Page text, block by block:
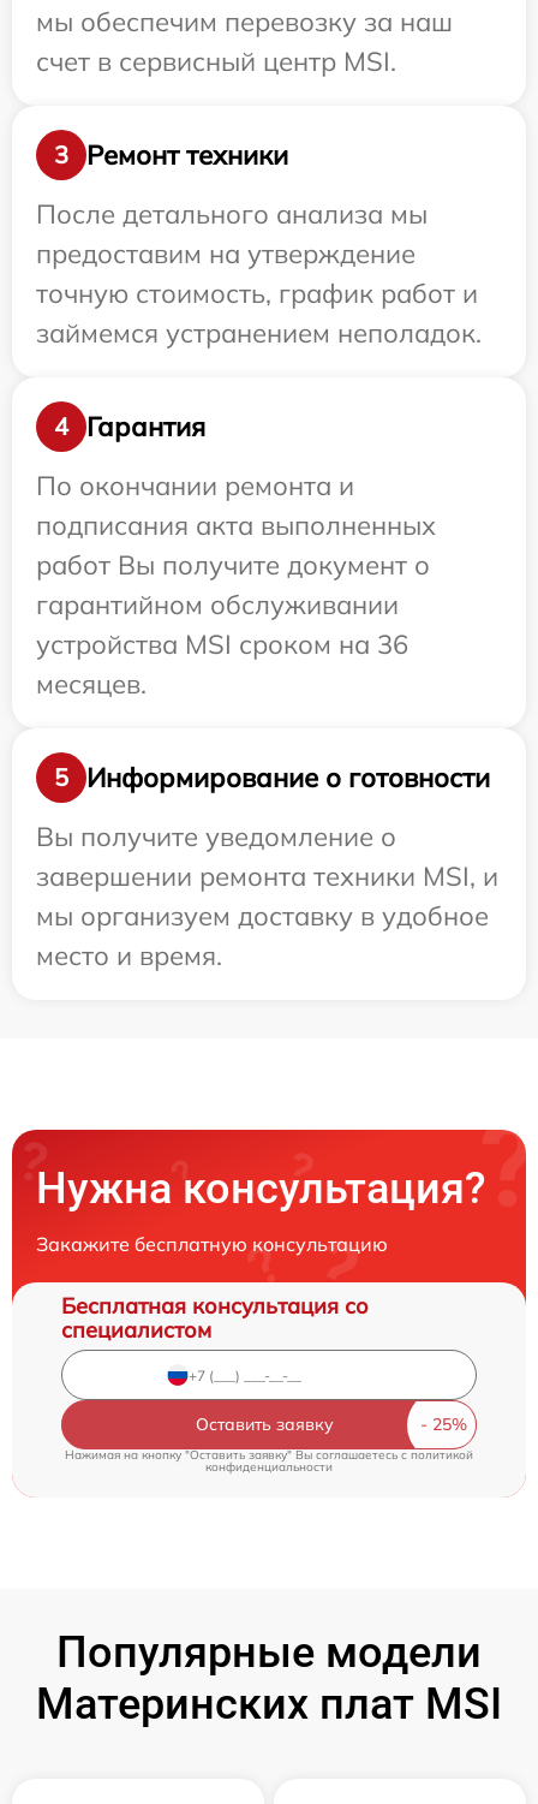
мы обеспечим перевозку за наш
счет в сервисный центр MSI.
3
Ремонт техники
После детального анализа мы
предоставим на утверждение
точную стоимость, график работ и
займемся устранением неполадок.
4
Гарантия
По окончании ремонта и
подписания акта выполненных
работ Вы получите документ о
гарантийном обслуживании
устройства MSI сроком на 36
месяцев.
5
Информирование о готовности
Вы получите уведомление о
завершении ремонта техники MSI, и
мы организуем доставку в удобное
место и время.
Нужна консультация?
Закажите бесплатную консультацию
Бесплатная консультация со
специалистом
Оставить заявку
Нажимая на кнопку "Оставить заявку" Вы соглашаетесь cполитикой
конфиденциальности
Популярные модели
Материнских плат MSI